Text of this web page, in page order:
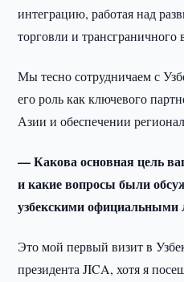
интеграцию, работая над
торговли и трансграничного
Мы тесно сотрудничаем с
его роль как ключевого
Азии и обеспечении
— Какова основная цель
и какие вопросы были
узбекскими официальными
Это мой первый визит в
президента JICA, хотя я